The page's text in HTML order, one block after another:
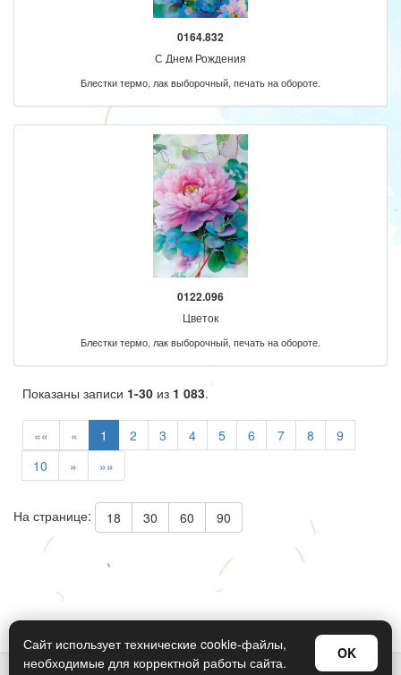
0164.832
С Днем Рождения
Блестки термо, лак выборочный, печать на обороте.
0122.096
Цветок
Блестки термо, лак выборочный, печать на обороте.
Показаны записи 1-30 из 1 083.
«« « 1 2 3 4 5 6 7 8
9
10
» »»
На странице: 18 30 60 90
Сайт использует технические cookie-файлы,
необходимые для корректной работы сайта.
OK